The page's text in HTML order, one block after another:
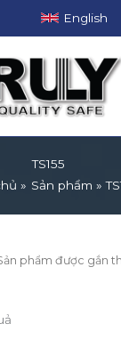
English
TS155
Sản phẩm
phẩm được gắn